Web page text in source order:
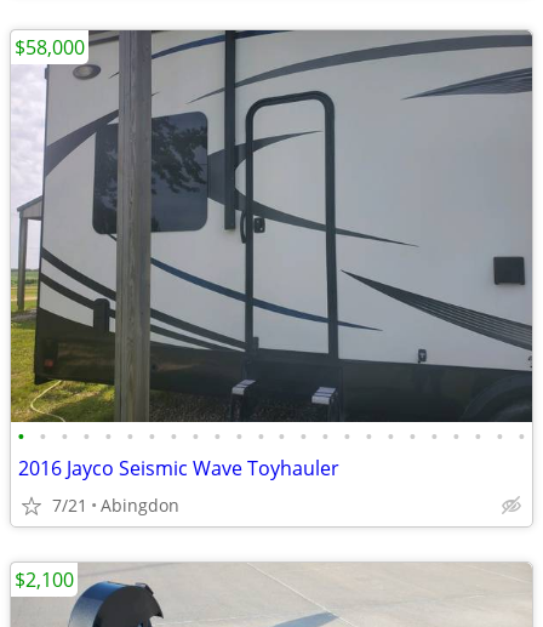
• • • • • • • • • • • • • • • • • • • • • • • •
2016 Jayco Seismic Wave Toyhauler
7/21 Abingdon
$58,000
$2,100